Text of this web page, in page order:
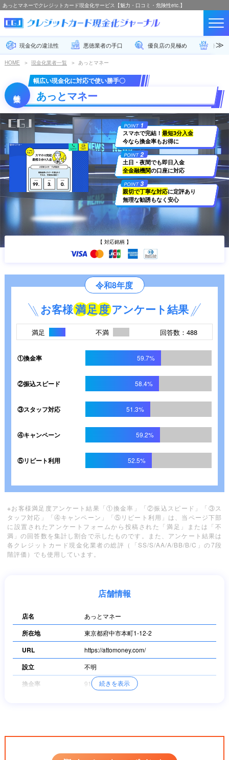
あっとマネーでクレジットカード現金化サービス【魅力・口コミ・危険性etc.】
現金化の違法性 悪徳業者の手口 優良店の見極め トラ
HOME 現金化業者一覧 あっとマネー
幅広い現金化に対応で使い勝手〇
あっとマネー
POINT 1
スマホで完結！ 最短3分入金
今なら換金率もお得に
POINT2
土日・夜間でも即日入金
全金融機関の口座に対応
POINT3
親切で丁寧な対応に定評あり
無理な勧誘もなく安心
【 対応銘柄 】
令和8年度
お客様満足度 アンケート結果
満足 不満 回答数：488
①換金率 59.7%
②振込スピード 58.4%
③スタッフ対応 51.3%
④キャンペーン 59.2%
⑤リピート利用 52.5%
※お客様満足度アンケート結果「①換金率」「②振込スピード」「③ス
タッフ対応」「④キャンペーン」「⑤リピート利用」は、当ページ下部
に設置されたアンケートフォームから投稿された「満足」または「不
満」の回答数を集計し割合で示したものです。また、アンケート結果は
各クレジットカード現金化業者の総評（「SS/S/AA/A/BB/B/C」の7段
階評価）でも使用しています。
店舗情報
店名 あっとマネー
所在地 東京都府中市本町1-12-2
URL https://attomoney.com/
設立 不明
換金率 91%～99.8%
キャンペーン －
続きを表示